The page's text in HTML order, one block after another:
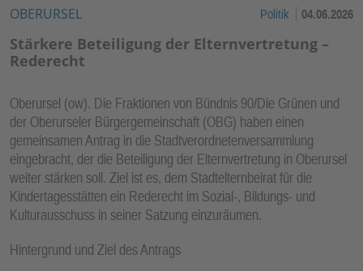
OBERURSEL Politik 04.06.2026
Stärkere Beteiligung der Elternvertretung –
Rederecht
Oberursel (ow). Die Fraktionen von Bündnis 90/Die Grünen und
der Oberurseler Bürgergemeinschaft (OBG) haben einen
gemeinsamen Antrag in die Stadtverordnetenversammlung
eingebracht, der die Beteiligung der Elternvertretung in Oberursel
weiter stärken soll. Ziel ist es, dem Stadtelternbeirat für die
Kindertagesstätten ein Rederecht im Sozial-, Bildungs- und
Kulturausschuss in seiner Satzung einzuräumen.
Hintergrund und Ziel des Antrags
E
U
N
K
TI
O
N
E
N